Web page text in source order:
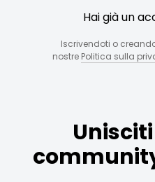
Hai già un
Iscrivendoti o
nostre Politica sulla